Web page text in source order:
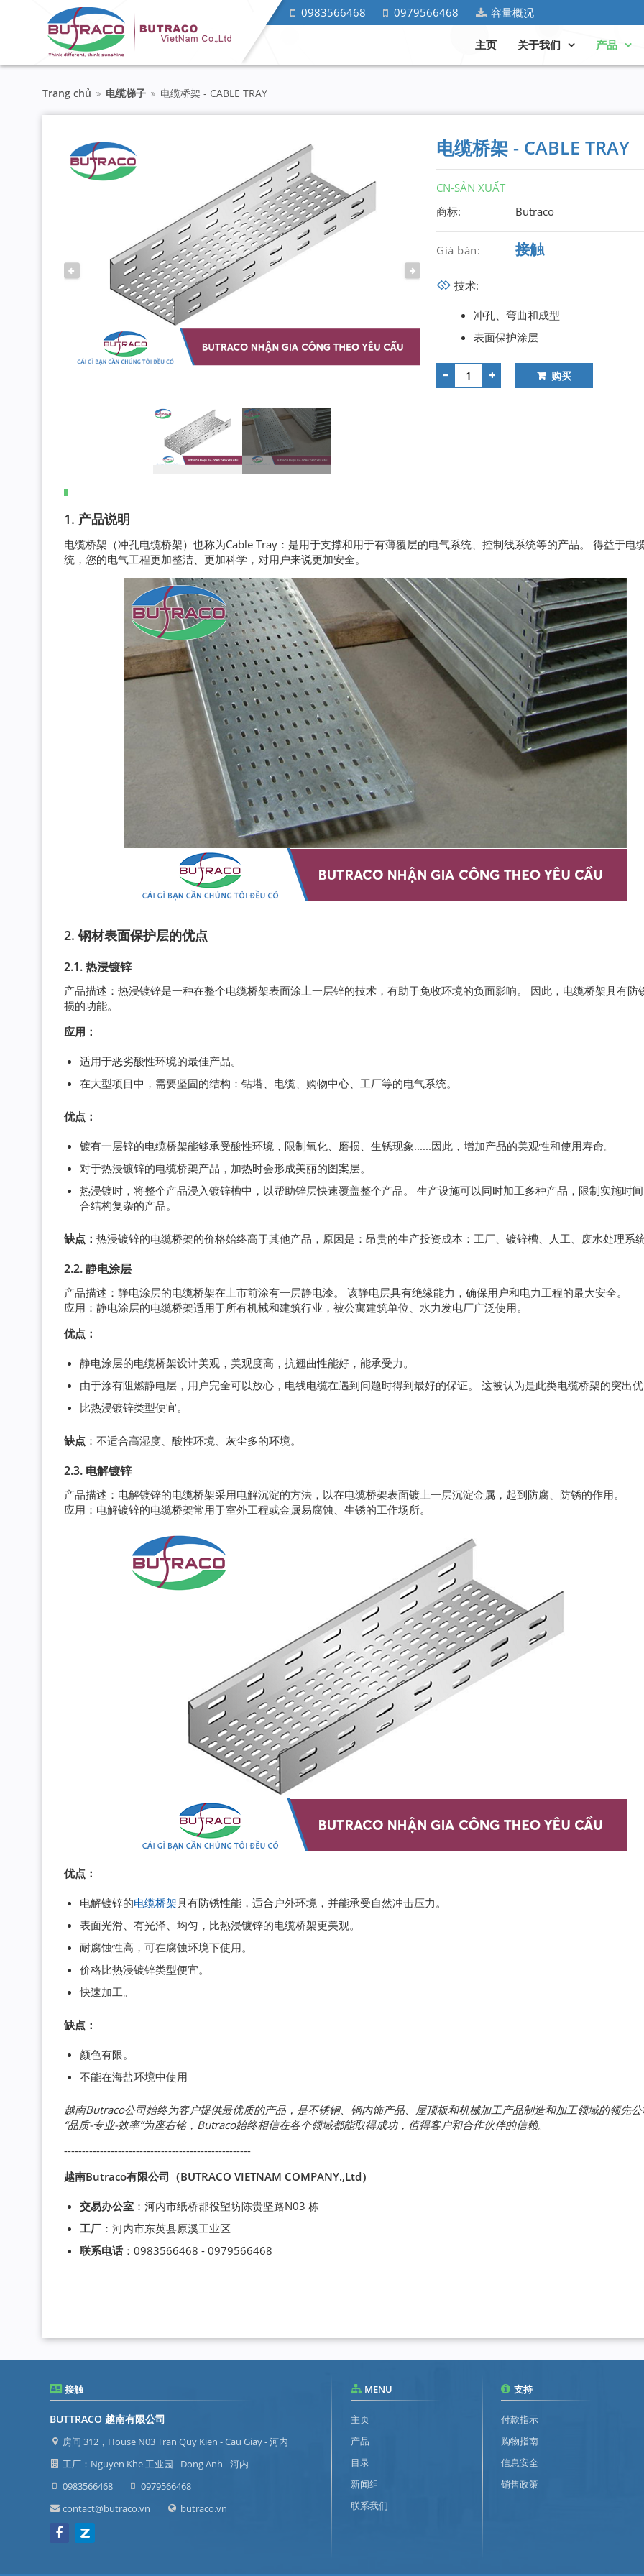
0983566468 0979566468 容量概况
主页 关于我们 产品
Trang chủ 电缆梯子 电缆桥架 - CABLE TRAY
PREVIOUS NEXT
电缆桥架 - CABLE TRAY
CN-SẢN XUẤT
商标:
Butraco
Giá bán: 接触
技术:
冲孔、弯曲和成型
表面保护涂层
购买
1. 产品说明
电缆桥架（冲孔电缆桥架）也称为Cable Tray：是用于支撑和用于有薄覆层的电气系统、控制线系统等的产品。 得益于电
统，您的电气工程更加整洁、更加科学，对用户来说更加安全。
2. 钢材表面保护层的优点
2.1. 热浸镀锌
产品描述：热浸镀锌是一种在整个电缆桥架表面涂上一层锌的技术，有助于免收环境的负面影响。 因此，电缆桥架具有防
损的功能。
应用：
适用于恶劣酸性环境的最佳产品。
在大型项目中，需要坚固的结构：钻塔、电缆、购物中心、工厂等的电气系统。
优点：
镀有一层锌的电缆桥架能够承受酸性环境，限制氧化、磨损、生锈现象......因此，增加产品的美观性和使用寿命。
对于热浸镀锌的电缆桥架产品，加热时会形成美丽的图案层。
热浸镀时，将整个产品浸入镀锌槽中，以帮助锌层快速覆盖整个产品。 生产设施可以同时加工多种产品，限制实施时
合结构复杂的产品。
缺点： 热浸镀锌的电缆桥架的价格始终高于其他产品，原因是：昂贵的生产投资成本：工厂、镀锌槽、人工、废水处理系
2.2. 静电涂层
产品描述：静电涂层的电缆桥架在上市前涂有一层静电漆。 该静电层具有绝缘能力，确保用户和电力工程的最大安全。
应用：静电涂层的电缆桥架适用于所有机械和建筑行业，被公寓建筑单位、水力发电厂广泛使用。
优点：
静电涂层的电缆桥架设计美观，美观度高，抗翘曲性能好，能承受力。
由于涂有阻燃静电层，用户完全可以放心，电线电缆在遇到问题时得到最好的保证。 这被认为是此类电缆桥架的突出
比热浸镀锌类型便宜。
缺点：不适合高湿度、酸性环境、灰尘多的环境。
2.3. 电解镀锌
产品描述：电解镀锌的电缆桥架采用电解沉淀的方法，以在电缆桥架表面镀上一层沉淀金属，起到防腐、防锈的作用。
应用：电解镀锌的电缆桥架常用于室外工程或金属易腐蚀、生锈的工作场所。
优点：
电解镀锌的电缆桥架具有防锈性能，适合户外环境，并能承受自然冲击压力。
表面光滑、有光泽、均匀，比热浸镀锌的电缆桥架更美观。
耐腐蚀性高，可在腐蚀环境下使用。
价格比热浸镀锌类型便宜。
快速加工。
缺点：
颜色有限。
不能在海盐环境中使用
越南Butraco公司始终为客户提供最优质的产品，是不锈钢、钢内饰产品、屋顶板和机械加工产品制造和加工领域的领先
“品质-专业-效率”为座右铭，Butraco始终相信在各个领域都能取得成功，值得客户和合作伙伴的信赖。
----------------------------------------------------
越南Butraco有限公司（BUTRACO VIETNAM COMPANY.,Ltd）
交易办公室：河内市纸桥郡役望坊陈贵坚路N03 栋
工厂：河内市东英县原溪工业区
联系电话：0983566468 - 0979566468
接触
BUTTRACO 越南有限公司
房间 312，House N03 Tran Quy Kien - Cau Giay - 河内
工厂：Nguyen Khe 工业园 - Dong Anh - 河内
0983566468
0979566468
contact@butraco.vn
butraco.vn
MENU
主页
产品
目录
新闻组
联系我们
支持
付款指示
购物指南
信息安全
销售政策